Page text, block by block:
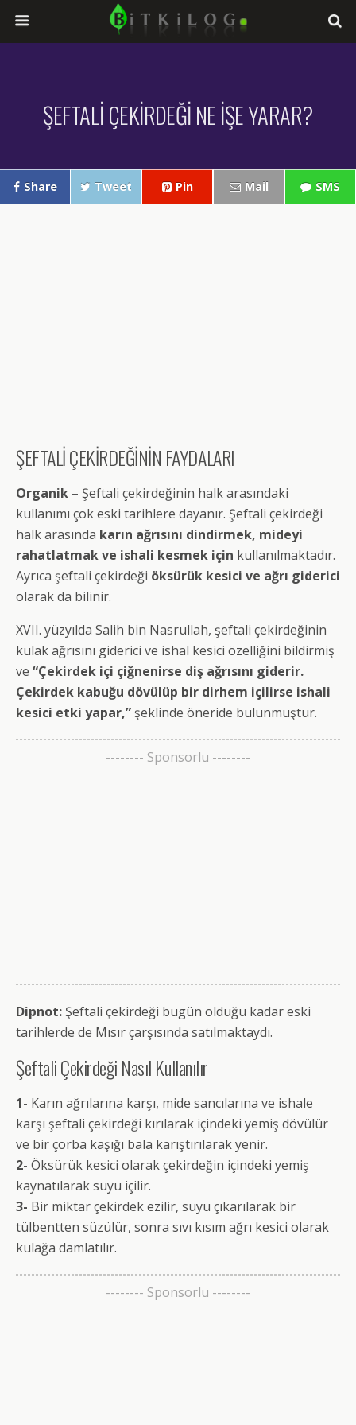
ŞEFTALİ ÇEKİRDEĞİ NE İŞE YARAR?
Share Tweet Pin Mail SMS
ŞEFTALİ ÇEKİRDEĞİNİN FAYDALARI
Organik – Şeftali çekirdeğinin halk arasındaki
kullanımı çok eski tarihlere dayanır. Şeftali çekirdeği
halk arasında karın ağrısını dindirmek, mideyi
rahatlatmak ve ishali kesmek için kullanılmaktadır.
Ayrıca şeftali çekirdeği öksürük kesici ve ağrı giderici
olarak da bilinir.
XVII. yüzyılda Salih bin Nasrullah, şeftali çekirdeğinin
kulak ağrısını giderici ve ishal kesici özelliğini bildirmiş
ve “Çekirdek içi çiğnenirse diş ağrısını giderir.
Çekirdek kabuğu dövülüp bir dirhem içilirse ishali
kesici etki yapar,” şeklinde öneride bulunmuştur.
-------- Sponsorlu --------
Dipnot: Şeftali çekirdeği bugün olduğu kadar eski
tarihlerde de Mısır çarşısında satılmaktaydı.
Şeftali Çekirdeği Nasıl Kullanılır
1- Karın ağrılarına karşı, mide sancılarına ve ishale
karşı şeftali çekirdeği kırılarak içindeki yemiş dövülür
ve bir çorba kaşığı bala karıştırılarak yenir.
2- Öksürük kesici olarak çekirdeğin içindeki yemiş
kaynatılarak suyu içilir.
3- Bir miktar çekirdek ezilir, suyu çıkarılarak bir
tülbentten süzülür, sonra sıvı kısım ağrı kesici olarak
kulağa damlatılır.
-------- Sponsorlu --------